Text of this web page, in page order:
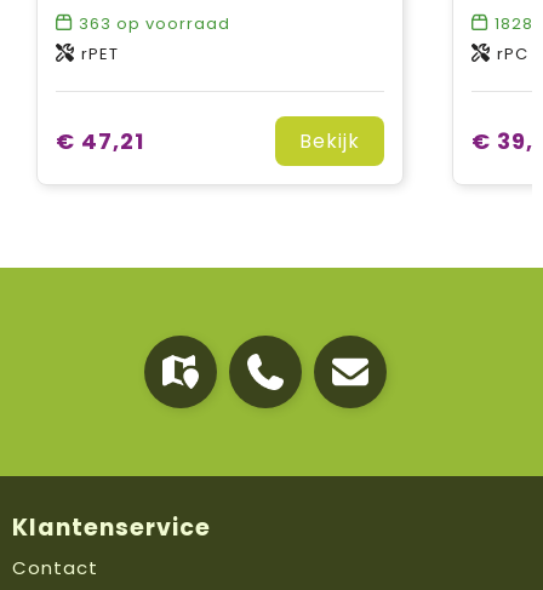
363 op voorraad
rPET
€ 47,21 Bekijk
1828
rPC
€
Klantenservice
Contact